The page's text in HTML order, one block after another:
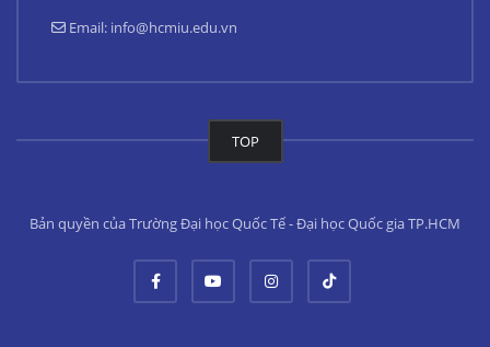
Email: info@hcmiu.edu.vn
TOP
Bản quyền của Trường Đại học Quốc Tế - Đại học Quốc gia TP.HCM